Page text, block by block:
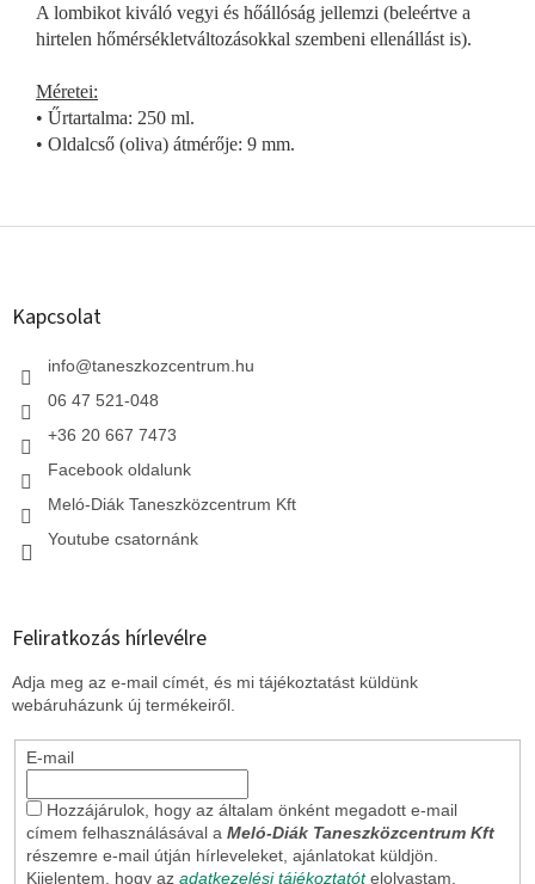
A lombikot kiváló vegyi és hőállóság jellemzi (beleértve a
hirtelen hőmérsékletváltozásokkal szembeni ellenállást is).
Méretei:
• Űrtartalma: 250 ml.
• Oldalcső (oliva) átmérője: 9 mm.
L
Kapcsolat
info@taneszkozcentrum.hu
06 47 521-048
+36 20 667 7473
Facebook oldalunk
Meló-Diák Taneszközcentrum Kft
Youtube csatornánk
Feliratkozás hírlevélre
Adja meg az e-mail címét, és mi tájékoztatást küldünk
webáruházunk új termékeiről.
E-mail
Hozzájárulok, hogy az általam önként megadott e-mail
címem felhasználásával a Meló-Diák Taneszközcentrum Kft
részemre e-mail útján hírleveleket, ajánlatokat küldjön.
Kijelentem, hogy az adatkezelési tájékoztatót elolvastam.